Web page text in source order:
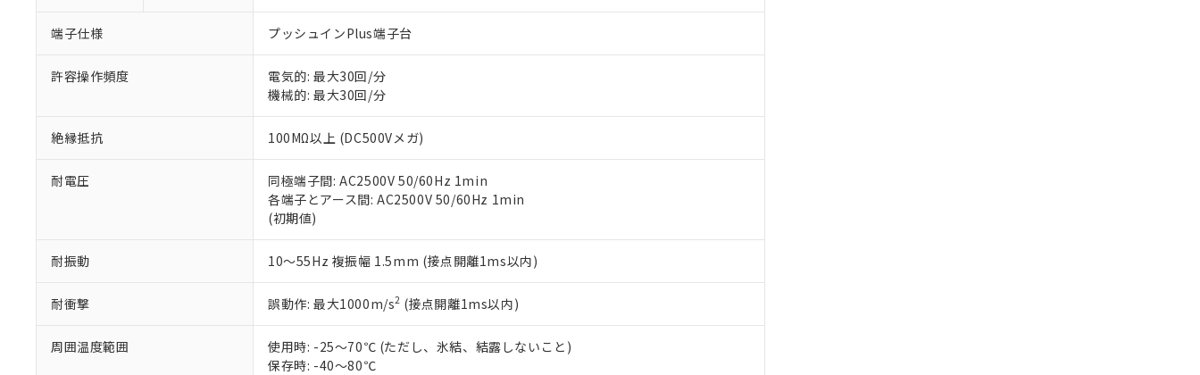
端子仕様 プッシュインPlus端子台
許容操作頻度
電気的: 最大30回/分
機械的: 最大30回/分
絶縁抵抗 100MΩ以上 (DC500Vメガ)
耐電圧
同極端子間: AC2500V 50/60Hz 1min
各端子とアース間: AC2500V 50/60Hz 1min
(初期値)
耐振動 10～55Hz 複振幅 1.5mm (接点開離1ms以内)
耐衝撃 誤動作: 最大1000m/s2 (接点開離1ms以内)
周囲温度範囲
使用時: -25～70℃ (ただし、氷結、結露しないこと)
保存時: -40～80℃
在庫状況および標準価格結果を当社の事前の承諾なく第三者に漏洩または開示しないようお願いしま
す。
マイパーツ機能（部品リスト作成サービス）をご利用いただくには、I-Webメンバーズにご登録され
ている必要があります。
お客様が当ウェブサイト上で当社にご登録された部品リストについて、当社および当社の共同利用者
が、当社の製品・サービスに関するお客様との取引・商談に必要な範囲で利用することをご了承くだ
※当社の共同利用者とは、"個人情報の共同利用に関して"
いる法人を指します。
部品在庫の切り替え状況などにより、予定月が前後することがあります。
※3 非含有証明書ダウンロード
下記の非含有証明書をダウンロードすることができます。
EU RoHS指令（10物質）の非含有証明書
51物質の非含有証明書（当社基準）
※本証明書は発行日時点で非含有を証明するもので、過去に遡って非含有を証明するものではありません。
混在することから備考欄に対応日を記載しておりました。
既に当社にて対応品への在庫切替を完了していることから、特段のことがない限り、2022年1月12日よ
り割愛しております。
※2 環境保護使用期限
「10」：通常の使用状況下において有害物質が外部に漏えいし、環境に深刻な影響を及ぼさない年数を意
味します。
「－」：未確認です。当社販売部門へお問い合わせください。
また当社は、販売先および販売に係わる関係者が違法に輸出するおそれがある場合は、取り引きをい
たしません。
受注生産機種、また在庫状況の情報を公開していない機種